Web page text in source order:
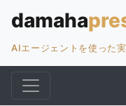
AIエージェントを使った